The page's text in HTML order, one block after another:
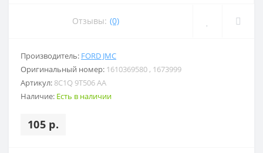
Отзывы: (0)
Производитель: FORD JMC
Оригинальный номер: 1610369580 , 1673999
Артикул: 8C1Q 9T506 AA
Наличие: Есть в наличии
105 р.